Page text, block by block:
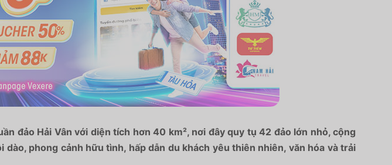
đảo Hải Vân với diện tích hơn 40 km², nơi đây quy tụ 42 đảo lớn nhỏ, cộng
phong cảnh hữu tình, hấp dẫn du khách yêu thiên nhiên, văn hóa và trải